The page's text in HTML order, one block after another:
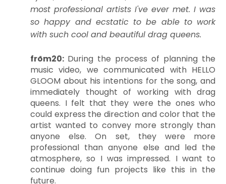
most professional artists I've ever met. I was
so happy and ecstatic to be able to work
with such cool and beautiful drag queens.
from20: During the process of planning the
music video, we communicated with HELLO
GLOOM about his intentions for the song, and
immediately thought of working with drag
queens. I felt that they were the ones who
could express the direction and color that the
artist wanted to convey more strongly than
anyone else. On set, they were more
professional than anyone else and led the
atmosphere, so I was impressed. I want to
continue doing fun projects like this in the
future.